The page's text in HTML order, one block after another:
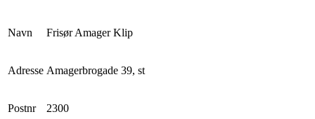
Navn Frisør Amager Klip
Adresse Amagerbrogade 39, st
Postnr 2300